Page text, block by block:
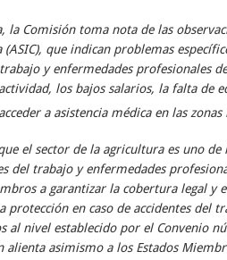
la Comisión toma nota de las
(ASIC), que indican problemas
y enfermedades profesionales
los bajos salarios, la falta de
a asistencia médica en las zonas
el sector de la agricultura es uno
del trabajo y enfermedades
a garantizar la cobertura legal y
protección en caso de accidentes del
al nivel establecido por el Convenio
alienta asimismo a los Estados